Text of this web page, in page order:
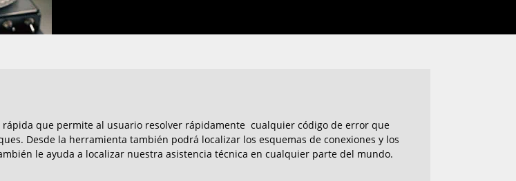
rápida que permite al usuario resolver rápidamente cualquier código de error que
Desde la herramienta también podrá localizar los esquemas de conexiones y los
le ayuda a localizar nuestra asistencia técnica en cualquier parte del mundo.